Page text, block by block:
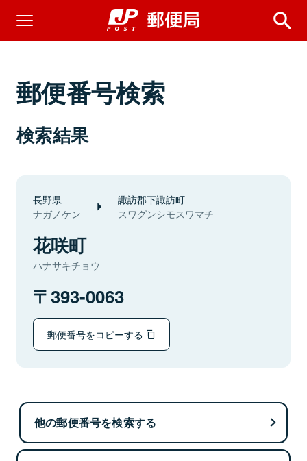
郵便番号検索
検索結果
長野県
ナガノケン
諏訪郡下諏訪町
スワグンシモスワマチ
花咲町
ハナサキチョウ
393-0063
郵便番号をコピーする
他の郵便番号を検索する